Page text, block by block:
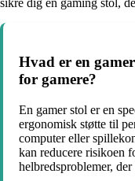
sikre dig en gaming stol,
Hvad er en
for gamere?
En gamer stol er en
ergonomisk støtte til
computer eller
kan reducere risikoen
helbredsproblemer,